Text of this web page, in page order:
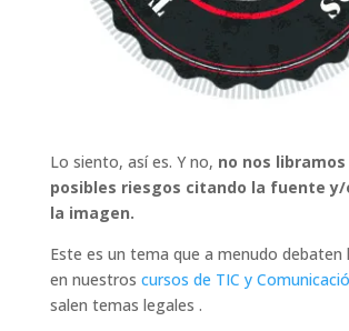
Lo siento, así es. Y no, no nos libramos
posibles riesgos citando la fuente
la imagen.
Este es un tema que a menudo debaten
en nuestros cursos de TIC y
salen temas legales .